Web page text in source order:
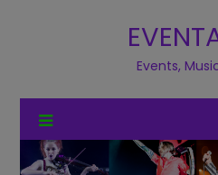
Events,